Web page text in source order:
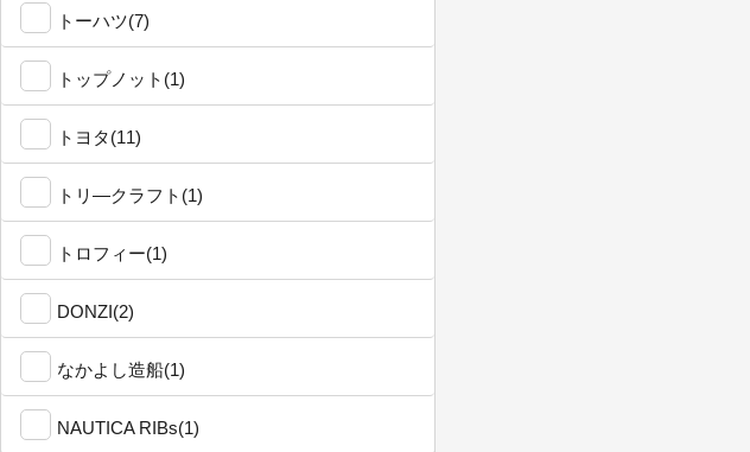
トーハツ(7)
トップノット(1)
トヨタ(11)
トリ―クラフト(1)
トロフィー(1)
DONZI(2)
なかよし造船(1)
NAUTICA RIBs(1)